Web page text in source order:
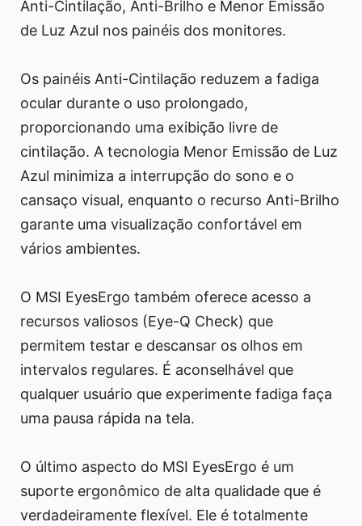
Anti-Cintilação, Anti-Brilho e Menor Emissão
de Luz Azul nos painéis dos monitores.
Os painéis Anti-Cintilação reduzem a fadiga
ocular durante o uso prolongado,
proporcionando uma exibição livre de
cintilação. A tecnologia Menor Emissão de Luz
Azul minimiza a interrupção do sono e o
cansaço visual, enquanto o recurso Anti-Brilho
garante uma visualização confortável em
vários ambientes.
O MSI EyesErgo também oferece acesso a
recursos valiosos (Eye-Q Check) que
permitem testar e descansar os olhos em
intervalos regulares. É aconselhável que
qualquer usuário que experimente fadiga faça
uma pausa rápida na tela.
O último aspecto do MSI EyesErgo é um
suporte ergonômico de alta qualidade que é
verdadeiramente flexível. Ele é totalmente